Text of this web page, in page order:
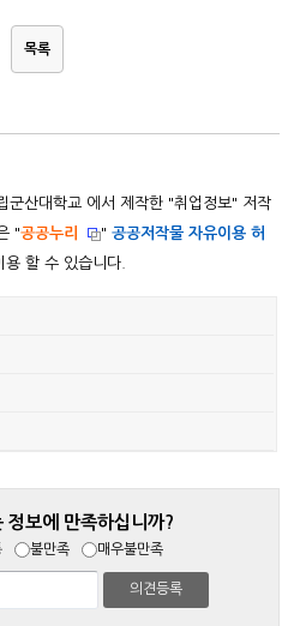
목록
군산대학교 에서 제작한 "취업정보" 저작
"공공누리 "공공저작물 자유이용 허
할 수 있습니다.
정보에 만족하십니까?
불만족 매우불만족